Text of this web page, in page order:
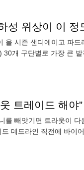
올 시즌 샌디에이고 파
30개 구단별로 가장 큰
를 빼앗기면 트라웃이
데드라인 직전에 바이